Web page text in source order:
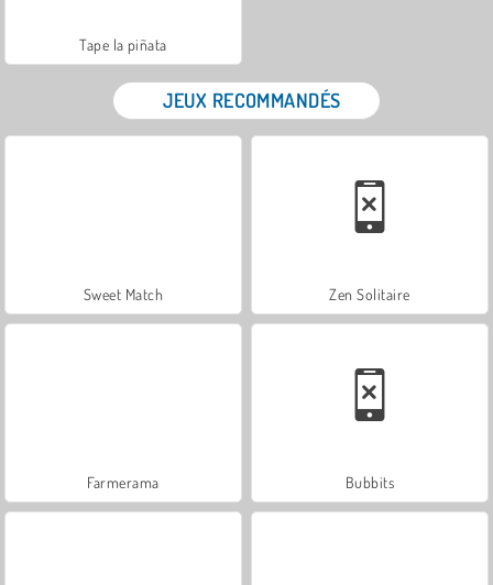
Tape la piñata
JEUX RECOMMANDÉS
Sweet Match Zen Solitaire
Farmerama Bubbits